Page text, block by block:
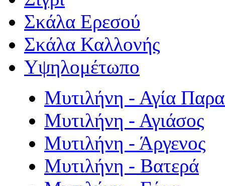
Σκάλα Ερεσού
Σκάλα Καλλονής
Υψηλομέτωπο
Μυτιλήνη - Αγία
Μυτιλήνη - Αγιάσος
Μυτιλήνη - Άργενος
Μυτιλήνη - Βατερά